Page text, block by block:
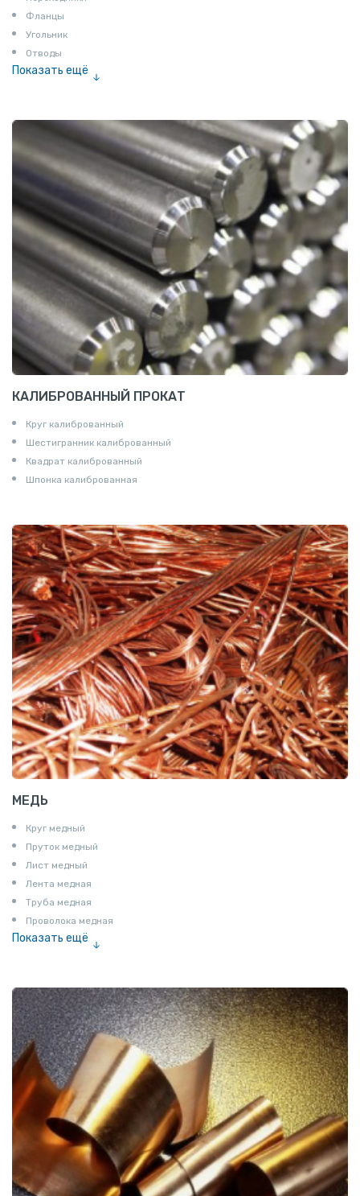
Фланцы
Угольник
Отводы
Показать ещё
Соединение «американка»
Штуцеры
Сгоны
Удлинители для труб
Крестовины
Контргайки
КАЛИБРОВАННЫЙ ПРОКАТ
Круг калиброванный
Шестигранник калиброванный
Квадрат калиброванный
Шпонка калиброванная
МЕДЬ
Круг медный
Пруток медный
Лист медный
Лента медная
Труба медная
Проволока медная
Показать ещё